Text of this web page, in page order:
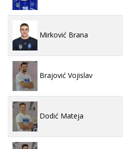
Mirković Brana
Brajović Vojislav
Dodić Mateja